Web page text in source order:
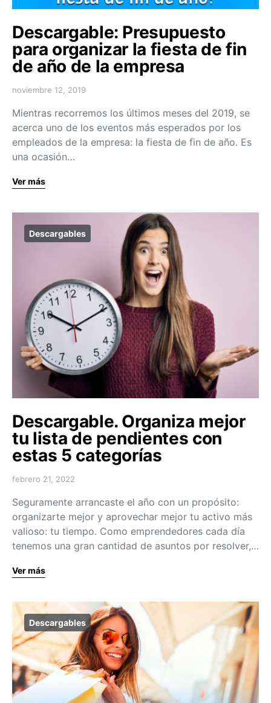
Descargable: Presupuesto
para organizar la fiesta de fin
de año de la empresa
noviembre 12, 2019
Mientras recorremos los últimos meses del 2019, se
acerca uno de los eventos más esperados por los
empleados de la empresa: la fiesta de fin de año. Es
una ocasión…
Ver más
Descargables
Descargable. Organiza mejor
tu lista de pendientes con
estas 5 categorías
febrero 21, 2022
Seguramente arrancaste el año con un propósito:
organizarte mejor y aprovechar mejor tu activo más
valioso: tu tiempo. Como emprendedores cada día
tenemos una gran cantidad de asuntos por resolver,…
Ver más
Descargables